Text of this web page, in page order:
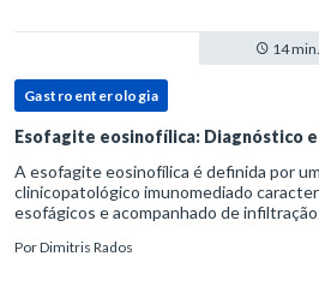
14 min.
Gastroenterologia
Esofagite eosinofílica: Diagnóstico
A esofagite eosinofílica é definida por
clinicopatológico imunomediado
esofágicos e acompanhado de
refluxo gastr
PorDimitris Rados